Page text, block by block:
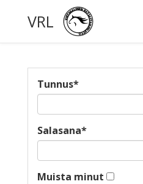
VRL
Tunnus*
Salasana*
Muista minut